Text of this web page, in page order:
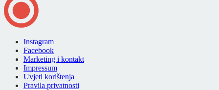
Instagram
Facebook
Marketing i kontakt
Impressum
Uvjeti korištenja
Pravila privatnosti